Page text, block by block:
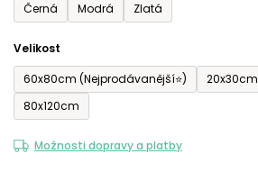
Černá
Modrá Zlatá
Velikost
60x80cm (Nejprodávanější⭐)
20x30cm
80x120cm
Možnosti dopravy a platby